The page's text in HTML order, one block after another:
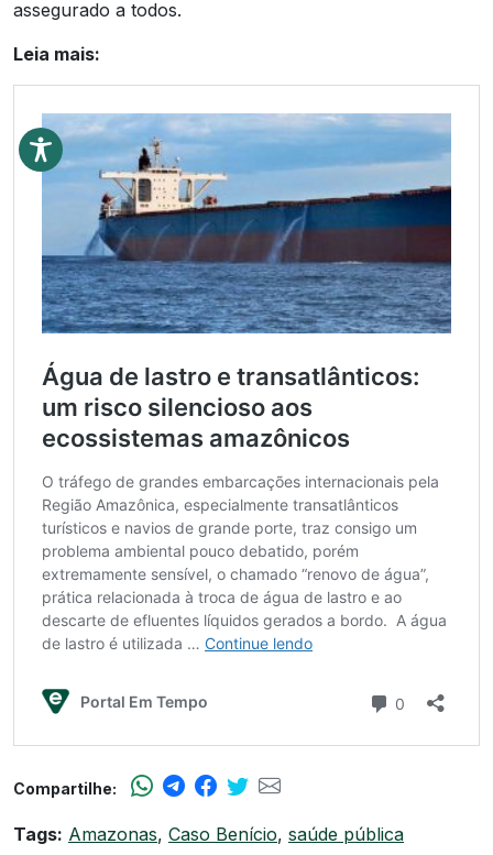
assegurado a todos.
Leia mais:
Compartilhe:
Tags: Amazonas, Caso Benício, saúde pública